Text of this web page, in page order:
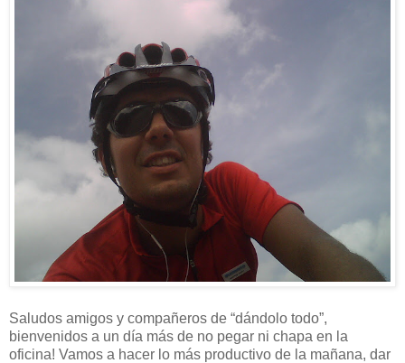
Saludos amigos y compañeros de “dándolo todo”,
bienvenidos a un día más de no pegar ni chapa en la
oficina! Vamos a hacer lo más productivo de la mañana, dar